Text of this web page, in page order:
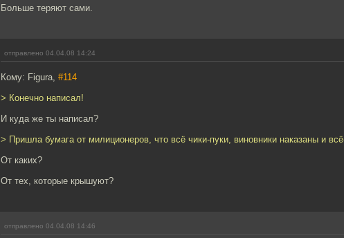
Больше теряют сами.
отправлено 04.04.08 14:24
Кому: Figura, #114
> Конечно написал!
И куда же ты написал?
> Пришла бумага от милиционеров, что всё чики-пуки, виновники наказаны и
От каких?
От тех, которые крышуют?
отправлено 04.04.08 14:46